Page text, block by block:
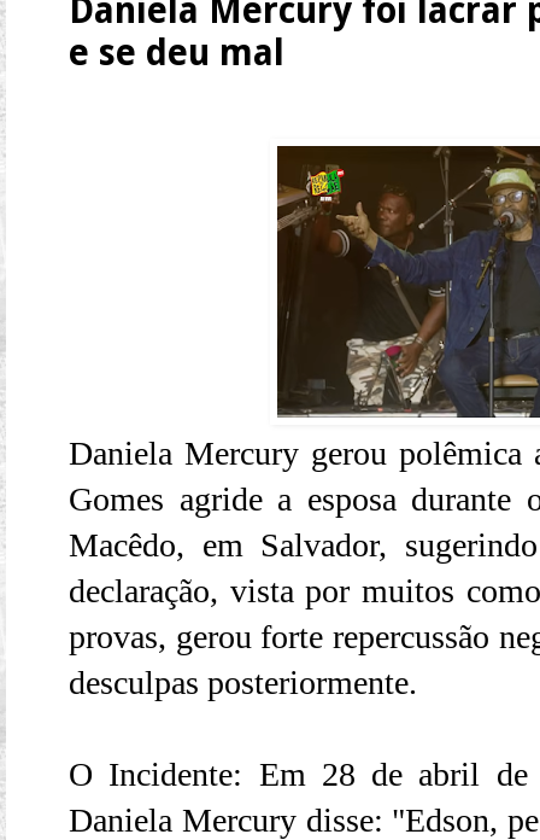
Daniela Mercury foi lacrar
e se deu mal
Daniela Mercury gerou
Gomes agride a esposa
Macêdo, em Salvador,
declaração, vista por muitos
provas, gerou forte repercussão
desculpas posteriormente.
O Incidente: Em 28 de abril de
Daniela Mercury disse: "Edson,